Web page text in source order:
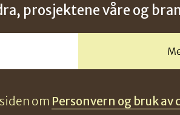
prosjektene våre og
om Personvern og bruk av